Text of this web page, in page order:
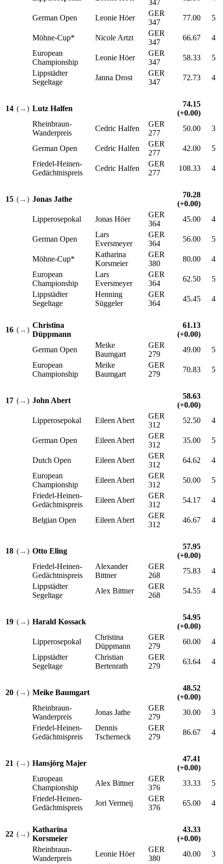
347
German Open Leonie Höer
GER
347
77.00 5
Möhne-Cup* Nicole Artzt
GER
347
66.67
4
European
Championship
Leonie Höer
GER
347
58.33
5
Lippstädter
Segeltage
Janna Drost
GER
347
72.73 4
14 (→) Lutz Halfen
74.15
(+0.00)
Rheinbraun-
Wanderpreis
Cedric Halfen
GER
277
50.00 3
German Open Cedric Halfen
GER
277
42.00
5
Friedel-Heinen-
Gedächtnispreis
Cedric Halfen
GER
277
108.33 4
15 (→) Jonas Jathe
70.28
(+0.00)
Lipperosepokal
Jonas Höer
GER
364
45.00 4
German Open
Lars
Eversmeyer
GER
364
56.00 5
Möhne-Cup*
Katharina
Korsmeier
GER
380
80.00
4
European
Championship
Lars
Eversmeyer
GER
364
62.50
5
Lippstädter
Segeltage
Henning
Süggeler
GER
364
45.45 4
16 (→)
Christina
Düppmann
61.13
(+0.00)
German Open
Meike
Baumgart
GER
279
49.00
5
European
Championship
Meike
Baumgart
GER
279
70.83 5
17 (→) John Abert
58.63
(+0.00)
Lipperosepokal
Eileen Abert
GER
312
52.50 4
German Open Eileen Abert
GER
312
35.00 5
Dutch Open Eileen Abert
GER
312
64.62
4
European
Championship
Eileen Abert
GER
312
50.00
5
Friedel-Heinen-
Gedächtnispreis
Eileen Abert
GER
312
54.17 4
Belgian Open Eileen Abert
GER
312
46.67 4
18 (→) Otto Eling
57.95
(+0.00)
Friedel-Heinen-
Gedächtnispreis
Alexander
Bittner
GER
268
75.83
4
Lippstädter
Segeltage
Alex Bittner
GER
268
54.55 4
19 (→) Harald Kossack
54.95
(+0.00)
Lipperosepokal
Christina
Düppmann
GER
279
60.00
4
Lippstädter
Segeltage
Christian
Bertenrath
GER
279
63.64 4
20 (→) Meike Baumgart
48.52
(+0.00)
Rheinbraun-
Wanderpreis
Jonas Jathe
GER
279
30.00
3
Friedel-Heinen-
Gedächtnispreis
Dennis
Tscherneck
GER
279
86.67 4
21 (→) Hansjörg Majer
47.41
(+0.00)
European
Championship
Alex Bittner
GER
376
33.33
5
Friedel-Heinen-
Gedächtnispreis
Jori Vermeij
GER
376
65.00 4
22 (→)
Katharina
Korsmeier
43.33
(+0.00)
Rheinbraun-
Wanderpreis
Leonie Höer
GER
380
40.00 3